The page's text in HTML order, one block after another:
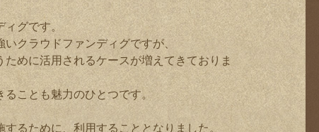
グです。
クラウドファンディグですが、
めに活用されるケースが増えてきておりま
ことも魅力のひとつです。
るために、利用することとなりました。